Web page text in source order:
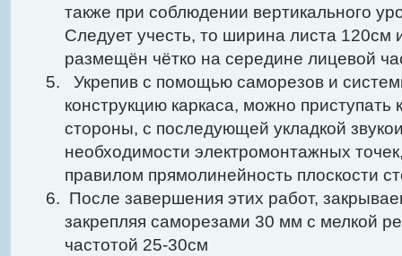
также при соблюдении вертикального
Следует учесть, то ширина листа 120см
размещён чётко на середине лицевой
Укрепив с помощью саморезов и
конструкцию каркаса, можно
стороны, с последующей укладкой
необходимости электромонтажных
правилом прямолинейность плоскости
После завершения этих работ,
закрепляя саморезами 30 мм с мелкой
частотой 25-30см